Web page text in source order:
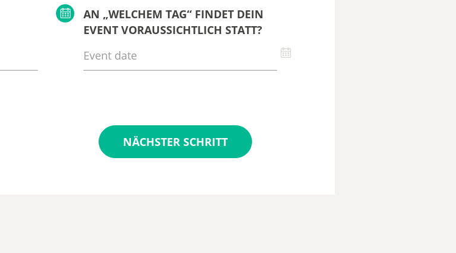
AN „WELCHEM TAG“ FINDET DEIN
EVENT VORAUSSICHTLICH STATT?
NÄCHSTER SCHRITT